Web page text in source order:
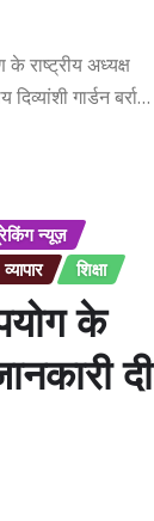
के राष्ट्रीय अध्यक्ष
गार्डन बर्रा…
न्यूज़
व्यापार शिक्षा
के
दी